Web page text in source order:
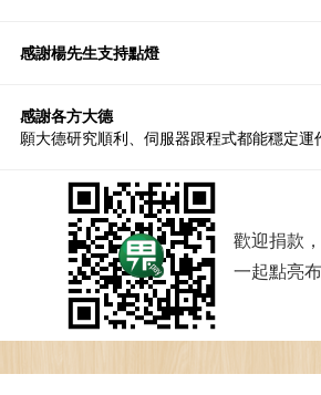
感謝楊先生支持點燈
感謝各方大德
願大德研究順利、伺服器跟程式都能穩定運
歡迎捐款，
一起點亮